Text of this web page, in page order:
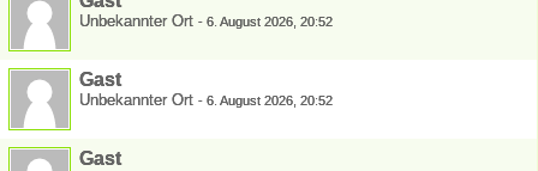
Unbekannter Ort - 6. August 2026, 20:52
Gast
Unbekannter Ort - 6. August 2026, 20:52
Gast